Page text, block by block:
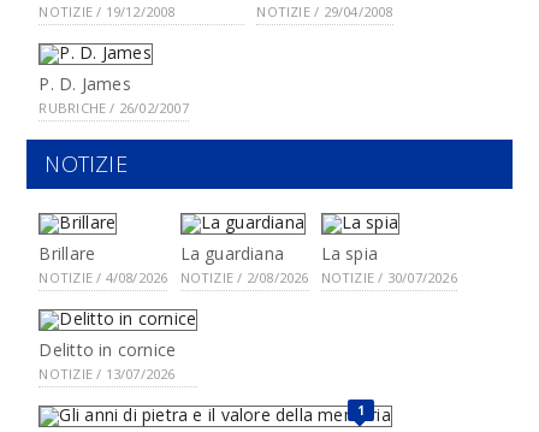
NOTIZIE / 19/12/2008 NOTIZIE / 29/04/2008
P. D. James
RUBRICHE / 26/02/2007
NOTIZIE
Brillare
NOTIZIE / 4/08/2026
La guardiana
NOTIZIE / 2/08/2026
La spia
NOTIZIE / 30/07/2026
Delitto in cornice
NOTIZIE / 13/07/2026
1